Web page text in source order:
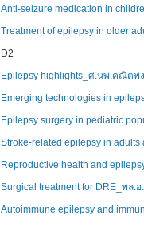
Anti-seizure medication in
Treatment of epilepsy in older
D2
Epilepsy highlights_ศ.นพ.คณิตพ
Emerging technologies in
Epilepsy surgery in pediatric
Stroke-related epilepsy in
Reproductive health and
Surgical treatment for DRE_พล.
Autoimmune epilepsy and